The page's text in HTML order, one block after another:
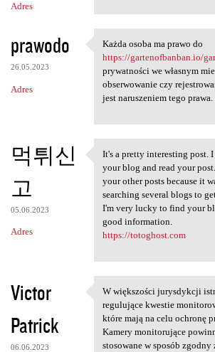
Adres
prawodo
26.05.2023
Adres
Każda osoba ma
Każda osoba ma prawo do
https://gartenofbanban.io/
prywatności we własnym
obserwowanie czy
jest naruszeniem tego prawa.
먹튀신
고
05.06.2023
Adres
It's a pretty interesting
It's a pretty interesting post.
your blog and read your
your other posts because it
searching several blogs to
I'm very lucky to find your
good information.
https://totoghost.com
Victor
Patrick
06.06.2023
W większości
W większości jurysdykcji
regulujące kwestie
które mają na celu ochronę
Kamery monitorujące
stosowane w sposób zgodny